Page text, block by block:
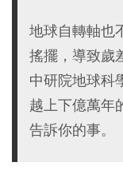
地球自轉軸也
搖擺，導致歲
中研院地球科
越上下億萬年
告訴你的事。